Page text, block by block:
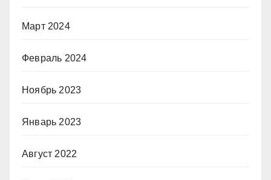
Март 2024
Февраль 2024
Ноябрь 2023
Январь 2023
Август 2022